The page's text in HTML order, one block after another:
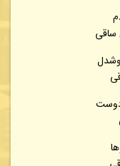
دوست